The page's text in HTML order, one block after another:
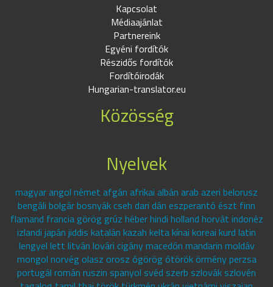
Kapcsolat
Médiaajánlat
Partnereink
Egyéni fordítók
Részidős fordítók
Fordítóirodák
Hungarian-translator.eu
Közösség
Nyelvek
magyar angol német afgán afrikai albán arab azeri belorusz
bengáli bolgár bosnyák cseh dari dán eszperantó észt finn
flamand francia görög grúz héber hindi holland horvát indonéz
izlandi japán jiddis katalán kazah kelta kínai koreai kurd latin
lengyel lett litván lovári cigány macedón mandarin moldáv
mongol norvég olasz orosz ógörög ótörök örmény perzsa
portugál román ruszin spanyol svéd szerb szlovák szlovén